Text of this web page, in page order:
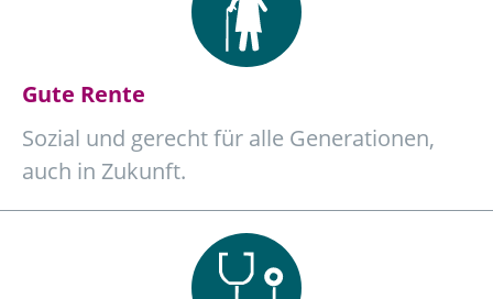
Gute Rente
Sozial und gerecht für alle Generationen,
auch in Zukunft.